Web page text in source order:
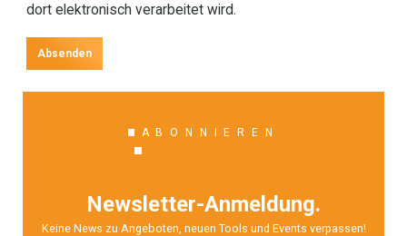
dort elektronisch verarbeitet wird.
Absenden
ABONNIEREN
Newsletter-Anmeldung.
Keine News zu Angeboten, neuen Tools und Events verpassen!